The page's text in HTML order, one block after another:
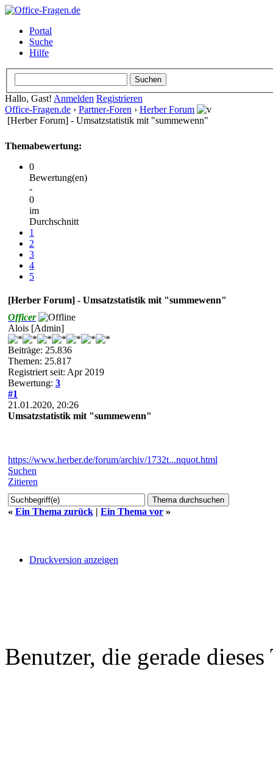
Portal
Suche
Hilfe
Hallo, Gast! Anmelden Registrieren
Office-Fragen.de › Partner-Foren › Herber Forum
[Herber Forum] - Umsatzstatistik mit "summewenn"
Themabewertung:
0
Bewertung(en)
-
0
im
Durchschnitt
1
2
3
4
5
[Herber Forum] - Umsatzstatistik mit "summewenn"
Officer
Alois [Admin]
Beiträge: 25.836
Themen: 25.817
Registriert seit: Apr 2019
Bewertung: 3
#1
21.01.2020, 20:26
Umsatzstatistik mit "summewenn"
https://www.herber.de/forum/archiv/1732t...nquot.html
Suchen
Zitieren
« Ein Thema zurück | Ein Thema vor »
Druckversion anzeigen
Benutzer, die gerade